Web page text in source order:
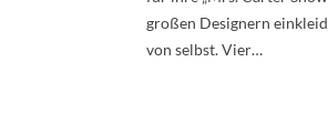
großen Designern
von selbst. Vier…